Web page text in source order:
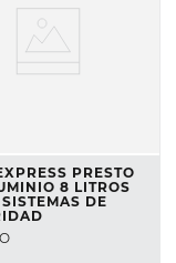
PRESTO
8 LITROS
DE